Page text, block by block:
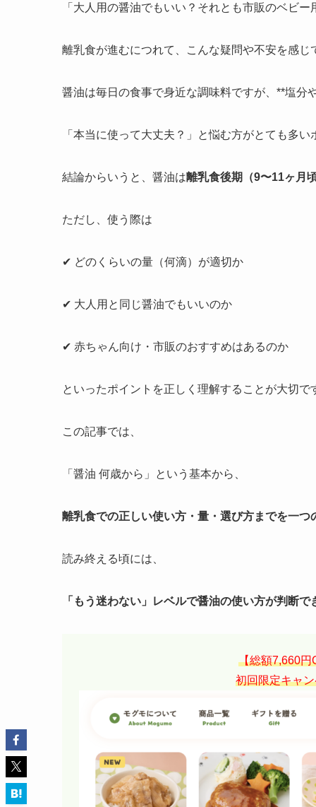
「大人用の醤油でもいい？それとも市販のベビー
離乳食が進むにつれて、こんな疑問や不安を感じ
醤油は毎日の食事で身近な調味料ですが、**塩分
「本当に使って大丈夫？」と悩む方がとても多い
結論からいうと、醤油は離乳食後期（9〜11ヶ月
ただし、使う際は
✔ どのくらいの量（何滴）が適切か
✔ 大人用と同じ醤油でもいいのか
✔ 赤ちゃん向け・市販のおすすめはあるのか
といったポイントを正しく理解することが大切で
この記事では、
「醤油 何歳から」という基本から、
離乳食での正しい使い方・量・選び方までを一つ
読み終える頃には、
「もう迷わない」レベルで醤油の使い方が判断で
【総額7,660円
初回限定キャ